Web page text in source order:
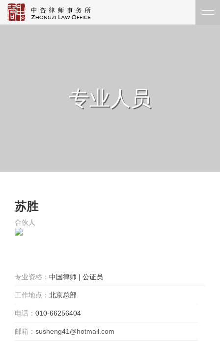
专业人员
苏胜
合伙人
专业资格： 中国律师 | 公证员
工作地点： 北京总部
电话： 010-66256404
邮箱： susheng41@hotmail.com